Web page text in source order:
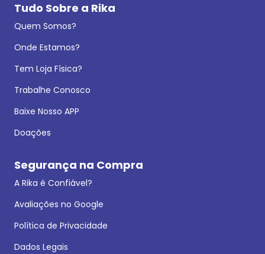
Tudo Sobre a Rika
Quem Somos?
Onde Estamos?
Tem Loja Física?
Trabalhe Conosco
Baixe Nosso APP
Doações
Segurança na Compra
A Rika é Confiável?
Avaliações no Google
Política de Privacidade
Dados Legais